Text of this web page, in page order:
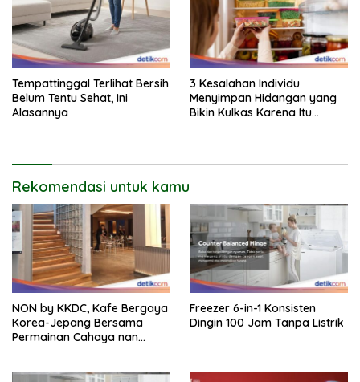
Tempattinggal Terlihat Bersih
Belum Tentu Sehat, Ini
Alasannya
3 Kesalahan Individu
Menyimpan Hidangan yang
Bikin Kulkas Karena Itu
Rekomendasi untuk kamu
NON by KKDC, Kafe Bergaya
Korea-Jepang Bersama
Permainan Cahaya nan
Freezer 6-in-1 Konsisten
Dingin 100 Jam Tanpa Listrik